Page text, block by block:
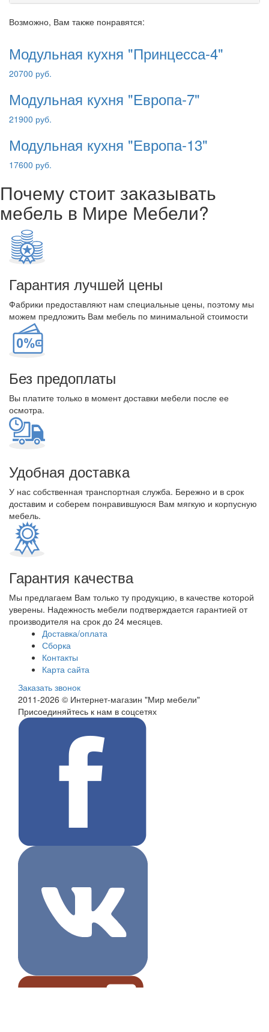
Возможно, Вам также понравятся:
Модульная кухня "Принцесса-4"
20700 руб.
Модульная кухня "Европа-7"
21900 руб.
Модульная кухня "Европа-13"
17600 руб.
Почему стоит заказывать
мебель в Мире Мебели?
Гарантия лучшей цены
Фабрики предоставляют нам специальные цены, поэтому мы
можем предложить Вам мебель по минимальной стоимости
Без предоплаты
Вы платите только в момент доставки мебели после ее
осмотра.
Удобная доставка
У нас собственная транспортная служба. Бережно и в срок
доставим и соберем понравившуюся Вам мягкую и корпусную
мебель.
Гарантия качества
Мы предлагаем Вам только ту продукцию, в качестве которой
уверены. Надежность мебели подтверждается гарантией от
производителя на срок до 24 месяцев.
Доставка/оплата
Сборка
Контакты
Карта сайта
Заказать звонок
2011-2026 © Интернет-магазин "Мир мебели"
Присоединяйтесь к нам в соцсетях